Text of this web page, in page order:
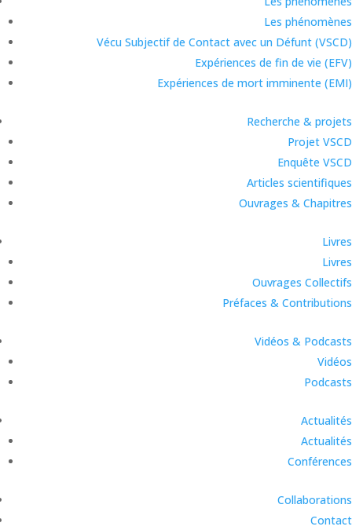
Les phénomènes
Vécu Subjectif de Contact avec un Défunt (VSCD)
Expériences de fin de vie (EFV)
Expériences de mort imminente (EMI)
Recherche & projets
Projet VSCD
Enquête VSCD
Articles scientifiques
Ouvrages & Chapitres
Livres
Livres
Ouvrages Collectifs
Préfaces & Contributions
Vidéos & Podcasts
Vidéos
Podcasts
Actualités
Actualités
Conférences
Collaborations
Contact